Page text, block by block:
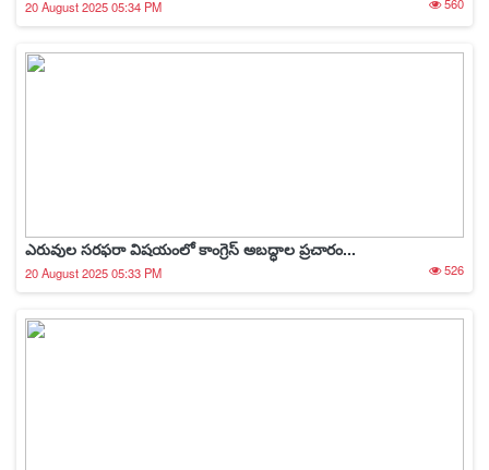
20 August 2025 05:34 PM
ఎరువుల సరఫరా విషయంలో కాంగ్రెస్ అబద్ధాల ప్రచారం...
20 August 2025 05:33 PM 526